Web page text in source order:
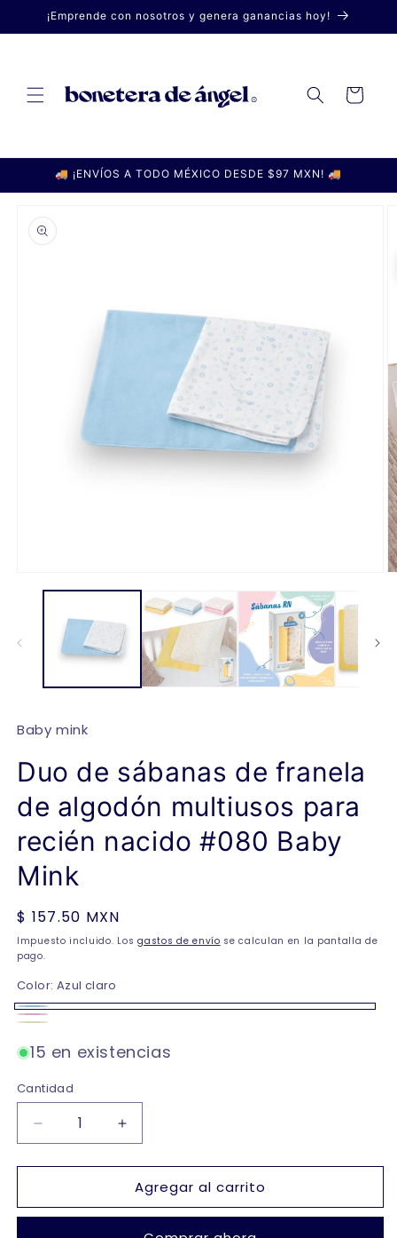
directamente
al contenido
¡Emprende con nosotros y genera ganancias hoy!
Carrito
🚚 ¡ENVÍOS A TODO MÉXICO DESDE $97 MXN! 🚚
información
elemento
una
Baby mink
Duo de sábanas de franela
de algodón multiusos para
recién nacido #080 Baby
Mink
Precio
habitual
$ 157.50 MXN
Impuesto incluido. Losgastos de envío se calculan en la pantalla de
pago.
Color: Azul claro
Azul
claro
Rosa
claro
claro15 en existencias
Cantidad
Reducir
cantidad
para
de
Aumentar
cantidad
para
Duo
de
Agregar al carrito